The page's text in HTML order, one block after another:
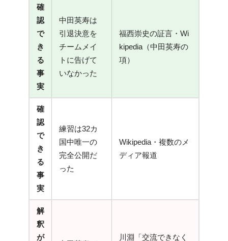
確
認
で
き
る
事
実
中田英寿は
引退決意を
チームメイ
トに告げて
いなかった
福西崇史の証言・Wi
kipedia（中田英寿の
項）
確
認
で
き
る
事
実
練習は32カ
国中唯一の
完全公開だ
った
Wikipedia・複数のメ
ディア報道
解
釈
が
川淵「交流できなく